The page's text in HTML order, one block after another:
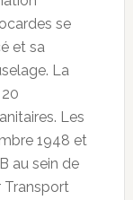
se
et sa
La
Les
1948 et
au sein de
Transport